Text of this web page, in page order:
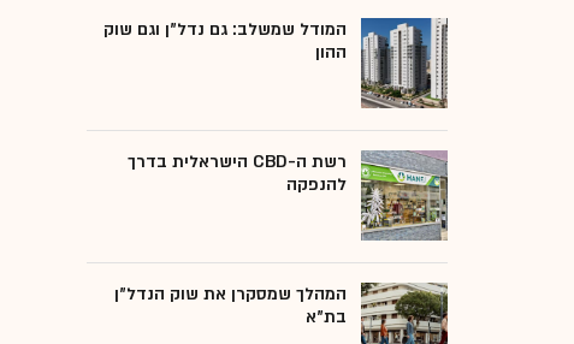
המודל שמשלב: גם נדל"ן וגם שוק
ההון
רשת ה-CBD הישראלית בדרך
להנפקה
המהלך שמסקרן את שוק הנדל"ן
בת"א